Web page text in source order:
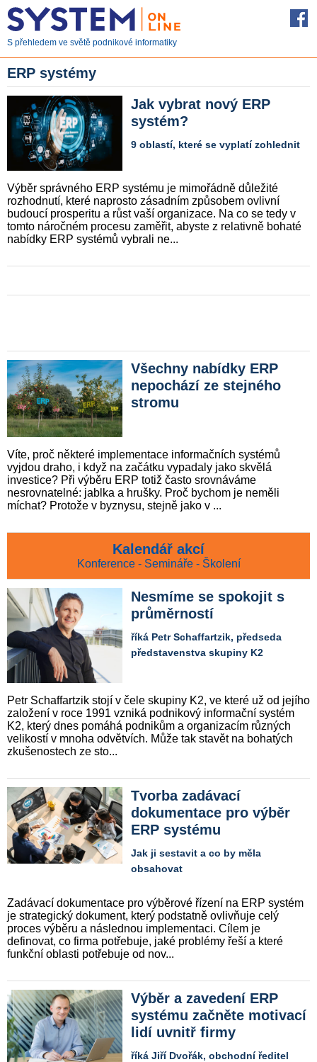
S přehledem ve světě podnikové informatiky
ERP systémy
Jak vybrat nový ERP
systém?
9 oblastí, které se vyplatí zohlednit
Výběr správného ERP systému je mimořádně důležité
rozhodnutí, které naprosto zásadním způsobem ovlivní
budoucí prosperitu a růst vaší organizace. Na co se tedy v
tomto náročném procesu zaměřit, abyste z relativně bohaté
nabídky ERP systémů vybrali ne...
Všechny nabídky ERP
nepochází ze stejného
stromu
Víte, proč některé implementace informačních systémů
vyjdou draho, i když na začátku vypadaly jako skvělá
investice? Při výběru ERP totiž často srovnáváme
nesrovnatelné: jablka a hrušky. Proč bychom je neměli
míchat? Protože v byznysu, stejně jako v ...
Kalendář akcí
Konference - Semináře - Školení
Nesmíme se spokojit s
průměrností
říká Petr Schaffartzik, předseda
představenstva skupiny K2
Petr Schaffartzik stojí v čele skupiny K2, ve které už od jejího
založení v roce 1991 vzniká podnikový informační systém
K2, který dnes pomáhá podnikům a organizacím různých
velikostí v mnoha odvětvích. Může tak stavět na bohatých
zkušenostech ze sto...
Tvorba zadávací
dokumentace pro výběr
ERP systému
Jak ji sestavit a co by měla
obsahovat
Zadávací dokumentace pro výběrové řízení na ERP systém
je strategický dokument, který podstatně ovlivňuje celý
proces výběru a následnou implementaci. Cílem je
definovat, co firma potřebuje, jaké problémy řeší a které
funkční oblasti potřebuje od nov...
Výběr a zavedení ERP
systému začněte motivací
lidí uvnitř firmy
říká Jiří Dvořák, obchodní ředitel